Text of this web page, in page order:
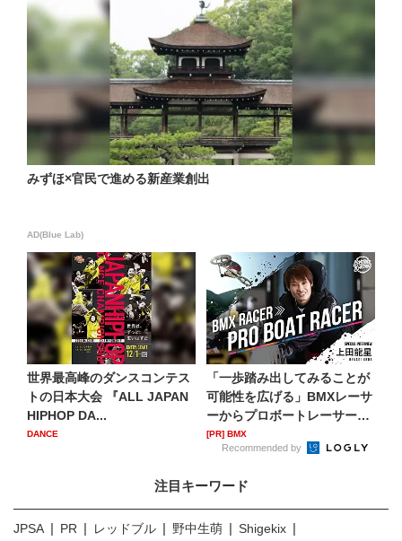
みずほ×官民で進める新産業創出
AD(Blue Lab)
世界最高峰のダンスコンテス
トの日本大会 『ALL JAPAN
HIPHOP DA...
DANCE
「一歩踏み出してみることが
可能性を広げる」BMXレーサ
ーからプロボートレーサー
へ...
[PR] BMX
Recommended by
注目キーワード
JPSA PR レッドブル 野中生萌
Shigekix